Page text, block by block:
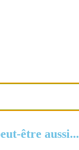
être aussi...